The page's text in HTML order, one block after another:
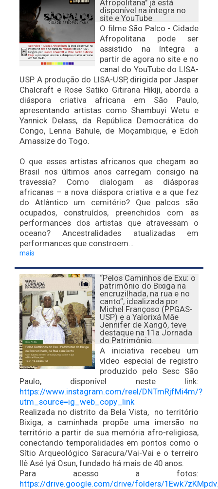
Afropolitana" já está
disponível na íntegra no
site e YouTube
O filme São Palco - Cidade
Afropolitana pode ser
assistido na íntegra a
partir de agora no site e no
canal do YouTube do LISA-
USP. A produção do LISA-USP, dirigida por Jasper
Chalcraft e Rose Satiko Gitirana Hikiji, aborda a
diáspora criativa africana em São Paulo,
apresentando artistas como Shambuyi Wetu e
Yannick Delass, da República Democrática do
Congo, Lenna Bahule, de Moçambique, e Edoh
Amassize do Togo.
O que esses artistas africanos que chegam ao
Brasil nos últimos anos carregam consigo na
travessia? Como dialogam as diásporas
africanas – a nova diáspora criativa e a que fez
do Atlântico um cemitério? Que palcos são
ocupados, construídos, preenchidos com as
performances dos artistas que atravessam o
oceano? Ancestralidades atualizadas em
performances que constroem…
mais
“Pelos Caminhos de Exu: o
patrimônio do Bixiga na
encruzilhada, na rua e no
canto”, idealizada por
Michel Françoso (PPGAS-
USP) e a Yalorixá Mãe
Jennifer de Xangô, teve
destaque na 11a Jornada
do Patrimônio.
A iniciativa recebeu um
vídeo especial de registro
produzido pelo Sesc São
Paulo, disponível neste link:
https://www.instagram.com/reel/DNTmRjfMi4m/?
utm_source=ig_web_copy_link
Realizada no distrito da Bela Vista, no território
Bixiga, a caminhada propõe uma imersão no
território a partir de sua memória afro-religiosa,
conectando temporalidades em pontos como o
Sítio Arqueológico Saracura/Vai-Vai e o terreiro
Ilê Asé Iyá Osun, fundado há mais de 40 anos.
Para acesso a fotos:
https://drive.google.com/drive/folders/